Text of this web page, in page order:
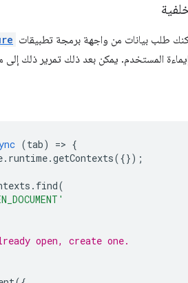
المستخدم. يمكن بعد ذلك تمرير ذلك
(tab) => {
. runtime.getContexts({});
. find(
open, create one.